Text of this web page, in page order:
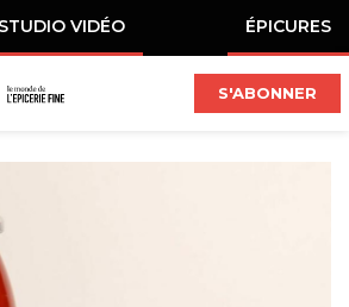
STUDIO VIDÉO ÉPICURES
S'ABONNER